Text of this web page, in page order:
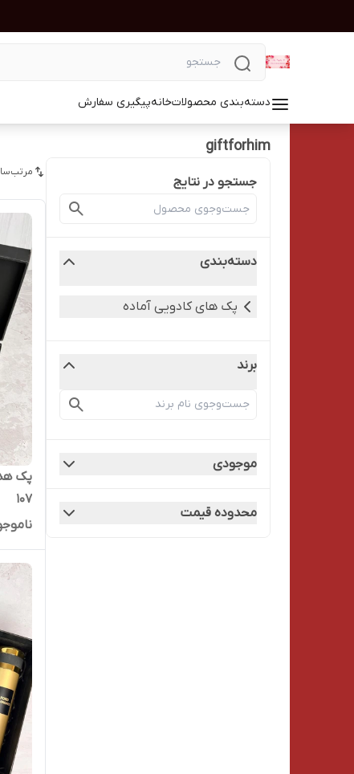
دسته‌بندی محصولاتخانهپیگیری سفارش
giftforhim
جستجو در نتایج
دسته‌بندی
پک های کادویی آماده
برند
موجودی
محدوده قیمت
پک
۱۰۷